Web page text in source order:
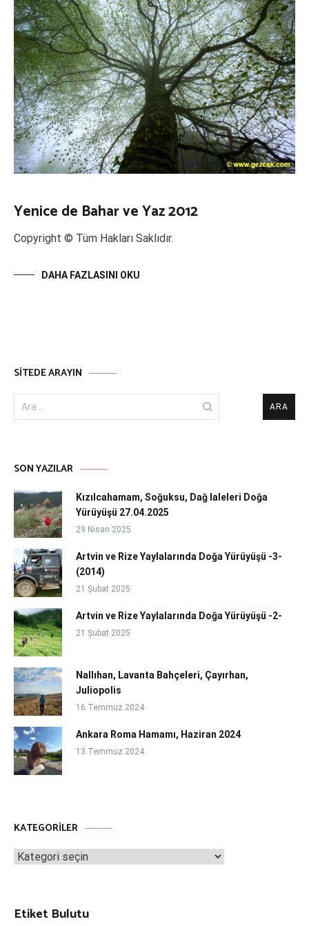
Yenice de Bahar ve Yaz 2012
Copyright © Tüm Hakları Saklıdır.
DAHA FAZLASINI OKU
SITEDE ARAYIN
Arama:
SON YAZILAR
Kızılcahamam, Soğuksu, Dağ laleleri Doğa
Yürüyüşü 27.04.2025
29 Nisan 2025
Artvin ve Rize Yaylalarında Doğa Yürüyüşü -3-
(2014)
21 Şubat 2025
Artvin ve Rize Yaylalarında Doğa Yürüyüşü -2-
21 Şubat 2025
Nallıhan, Lavanta Bahçeleri, Çayırhan,
Juliopolis
16 Temmuz 2024
Ankara Roma Hamamı, Haziran 2024
13 Temmuz 2024
KATEGORILER
Kategoriler
Etiket Bulutu